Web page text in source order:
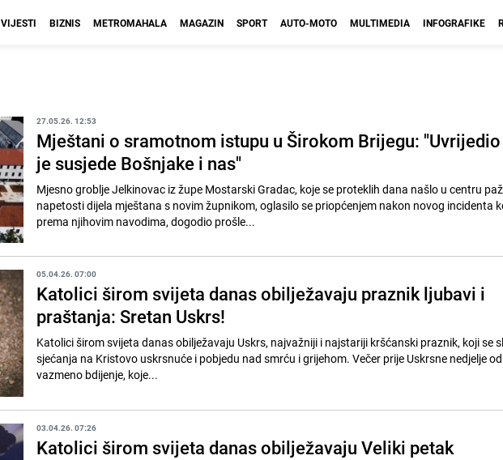
VIJESTI BIZNIS METROMAHALA MAGAZIN SPORT AUTO-MOTO MULTIMEDIA INFOGRAFIKE
27.05.26. 12:53
Mještani o sramotnom istupu u Širokom Brijegu: "Uvrijedio
je susjede Bošnjake i nas"
Mjesno groblje Jelkinovac iz župe Mostarski Gradac, koje se proteklih dana našlo u centru
napetosti dijela mještana s novim župnikom, oglasilo se priopćenjem nakon novog incidenta
prema njihovim navodima, dogodio prošle...
05.04.26. 07:00
Katolici širom svijeta danas obilježavaju praznik ljubavi i
praštanja: Sretan Uskrs!
Katolici širom svijeta danas obilježavaju Uskrs, najvažniji i najstariji kršćanski praznik, koji se
sjećanja na Kristovo uskrsnuće i pobjedu nad smrću i grijehom. Večer prije Uskrsne nedjelje
vazmeno bdijenje, koje...
03.04.26. 07:26
Katolici širom svijeta danas obilježavaju Veliki petak